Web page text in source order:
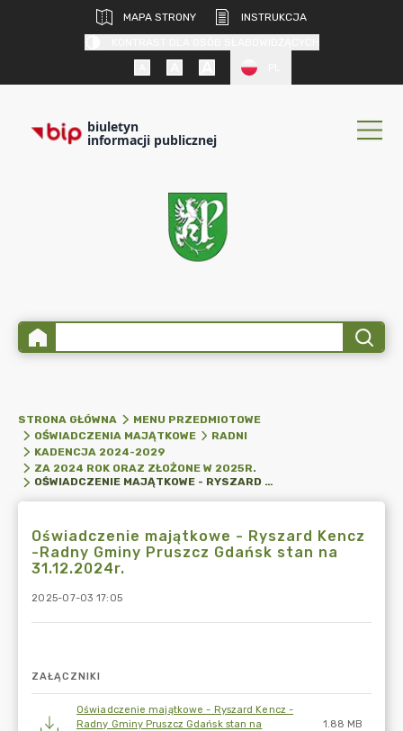
MAPA STRONY
INSTRUKCJA
biuletyn
informacji publicznej
STRONA GŁÓWNA
MENU PRZEDMIOTOWE
OŚWIADCZENIA MAJĄTKOWE
RADNI
KADENCJA 2024-2029
ZA 2024 ROK ORAZ ZŁOŻONE W 2025R.
OŚWIADCZENIE MAJĄTKOWE - RYSZARD KENCZ -RADNY GMINY PRUSZCZ GDAŃSK STAN NA 31.12.2024R.
Oświadczenie majątkowe - Ryszard Kencz
-Radny Gminy Pruszcz Gdańsk stan na
31.12.2024r.
2025-07-03 17:05
ZAŁĄCZNIKI
Oświadczenie majątkowe - Ryszard Kencz -
Radny Gminy Pruszcz Gdańsk stan na
1.88 MB